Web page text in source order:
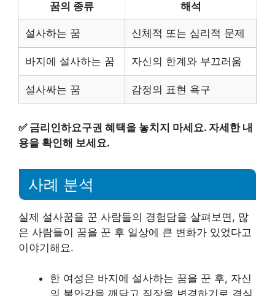
꿈의 종류 해석
설사하는 꿈 신체적 또는 심리적 문제
바지에 설사하는 꿈 자신의 한계와 부끄러움
설사싸는 꿈 감정의 표현 욕구
✅ 금리인하요구권 혜택을 놓치지 마세요. 자세한 내
용을 확인해 보세요.
사례 분석
실제 설사꿈을 꾼 사람들의 경험담을 살펴보면, 많
은 사람들이 꿈을 꾼 후 일상에 큰 변화가 있었다고
이야기해요.
한 여성은 바지에 설사하는 꿈을 꾼 후, 자신
의 불안감을 깨닫고 직장을 변경하기로 결심